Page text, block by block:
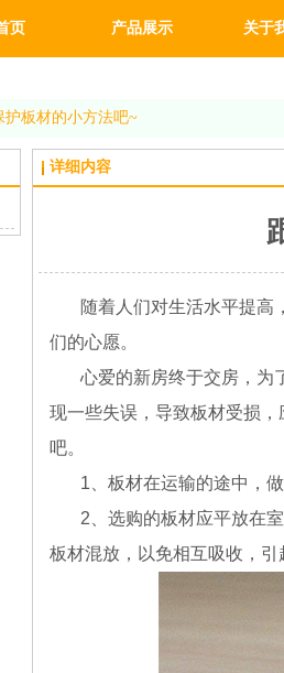
页 产品展示 关于
护板材的小方法吧~
详细内容
随着人们对生活水平提高，
们的心愿。
心爱的新房终于交房，为了
现一些失误，导致板材受损
吧。
1、板材在运输的途中，做
2、选购的板材应平放在室
板材混放，以免相互吸收，引